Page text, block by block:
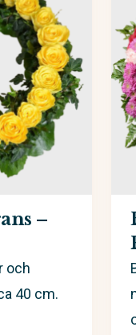
–
och
40 cm.